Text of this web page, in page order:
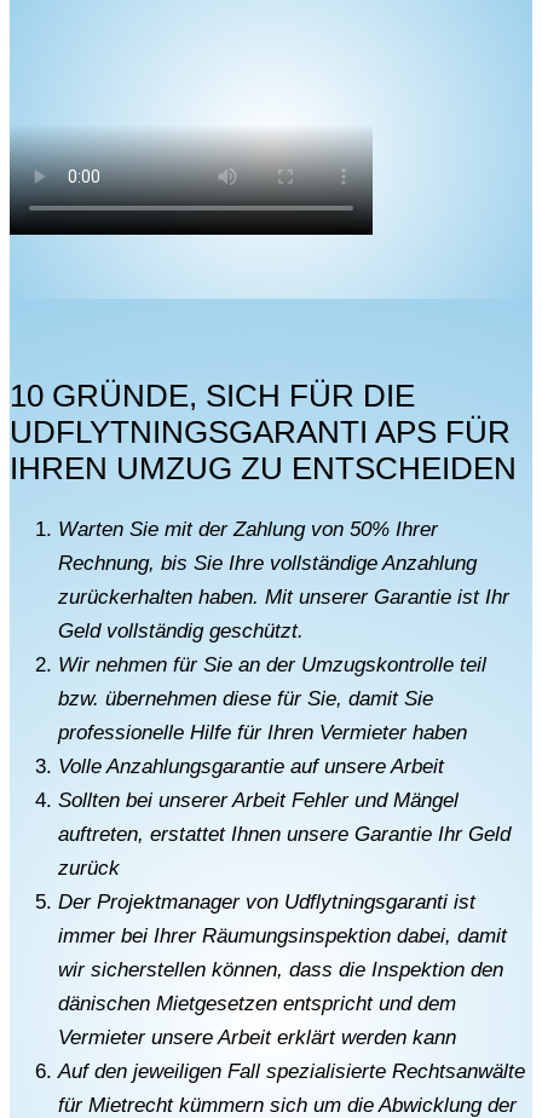
10 GRÜNDE, SICH FÜR DIE
UDFLYTNINGSGARANTI APS FÜR
IHREN UMZUG ZU ENTSCHEIDEN
Warten Sie mit der Zahlung von 50% Ihrer
Rechnung, bis Sie Ihre vollständige Anzahlung
zurückerhalten haben. Mit unserer Garantie ist Ihr
Geld vollständig geschützt.
Wir nehmen für Sie an der Umzugskontrolle teil
bzw. übernehmen diese für Sie, damit Sie
professionelle Hilfe für Ihren Vermieter haben
Volle Anzahlungsgarantie auf unsere Arbeit
Sollten bei unserer Arbeit Fehler und Mängel
auftreten, erstattet Ihnen unsere Garantie Ihr Geld
zurück
Der Projektmanager von Udflytningsgaranti ist
immer bei Ihrer Räumungsinspektion dabei, damit
wir sicherstellen können, dass die Inspektion den
dänischen Mietgesetzen entspricht und dem
Vermieter unsere Arbeit erklärt werden kann
Auf den jeweiligen Fall spezialisierte Rechtsanwälte
für Mietrecht kümmern sich um die Abwicklung der